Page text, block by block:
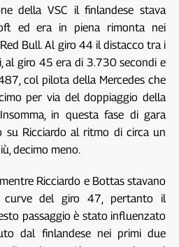
della VSC il finlandese stava
ed era in piena rimonta nei
Bull. Al giro 44 il distacco tra i
al giro 45 era di 3.730 secondi e
col pilota della Mercedes che
per via del doppiaggio della
in questa fase di gara
su Ricciardo al ritmo di circa un
decimo meno.
Ricciardo e Bottas stavano
curve del giro 47, pertanto il
passaggio è stato influenzato
dal finlandese nei primi due